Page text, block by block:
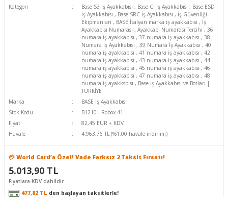
Kategori
Base S3 İş Ayakkabısı , Base CI İş Ayakkabısı , Base ESD
İş Ayakkabısı , Base SRC İş Ayakkabısı , İş Güvenliği
Ekipmanları , BASE İtalyan marka iş ayakkabısı , İş
Ayakkabısı Numarası ,Ayakkabı Numarası Tercihi ,36
numara iş ayakkabısı ,37 numara iş ayakkabısı ,38
Numara İş Ayakkabısı ,39 Numara İş Ayakkabısı ,40
numara iş ayakkabısı ,41 numara iş ayakkabısı ,42
numara iş ayakkabısı ,43 numara iş ayakkabısı ,44
numara iş ayakkabısı ,45 numara iş ayakkabısı ,46
numara iş ayakkabısı ,47 numara iş ayakkabısı ,48
numara iş ayakksbısı , Base İş Ayakkabısı ve Botları |
TÜRKİYE
Marka
BASE İş Ayakkabısı
Stok Kodu
B1210-I-Robox-41
Fiyat
82,45 EUR + KDV
Havale
4.963,76 TL (%1,00 havale indirimi)
💳 World Card’a Özel! Vade Farksız 2 Taksit Fırsatı!
5.013,90 TL
Fiyatlara KDV dahildir.
477,82 TL den başlayan taksitlerle!